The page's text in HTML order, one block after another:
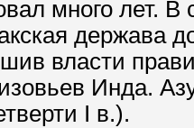
много лет.
держава
власти
Инда.
I в.).